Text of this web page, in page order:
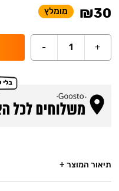
₪30 מומלץ
+
1
-
תיאור המוצר +